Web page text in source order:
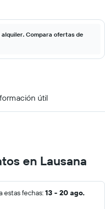
Compara ofertas de
útil
en Lausana
estas fechas: 13 - 20 ago.